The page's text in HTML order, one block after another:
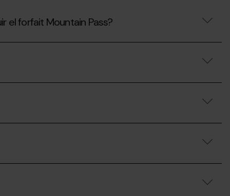
el forfait Mountain Pass?